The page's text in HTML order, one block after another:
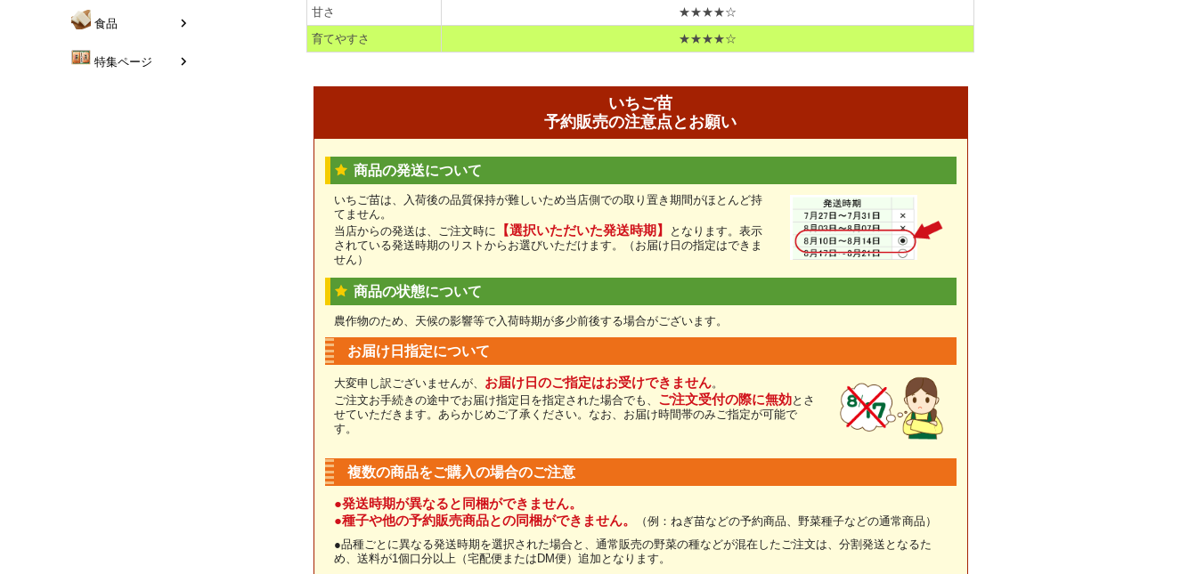
食品
特集ページ
甘さ
★★★★☆
育てやすさ
★★★★☆
いちご苗
予約販売の注意点とお願い
商品の発送について
いちご苗は、入荷後の品質保持が難しいため当店側での取り置き期間がほとんど持
てません。
当店からの発送は、ご注文時に 【選択いただいた発送時期】
となります。表示
されている発送時期のリストからお選びいただけます。（お届け日の指定はできま
せん）
商品の状態について
農作物のため、天候の影響等で入荷時期が多少前後する場合がございます。
お届け日指定について
大変申し訳ございませんが、 お届け日のご指定はお受けできません。
ご注文お手続きの途中でお届け指定日を指定された場合でも、 ご注文受付の際に無効とさ
せていただきます。あらかじめご了承ください。なお、お届け時間帯のみご指定が可能で
す。
複数の商品をご購入の場合のご注意
●発送時期が異なると同梱ができません。
●種子や他の予約販売商品との同梱ができません。
（例：ねぎ苗などの予約商品、野菜種子などの通常商品）
●品種ごとに異なる発送時期を選択された場合と、通常販売の野菜の種などが混在したご注文は、分割発送となるた
め、送料が1個口分以上（宅配便またはDM便）追加となります。